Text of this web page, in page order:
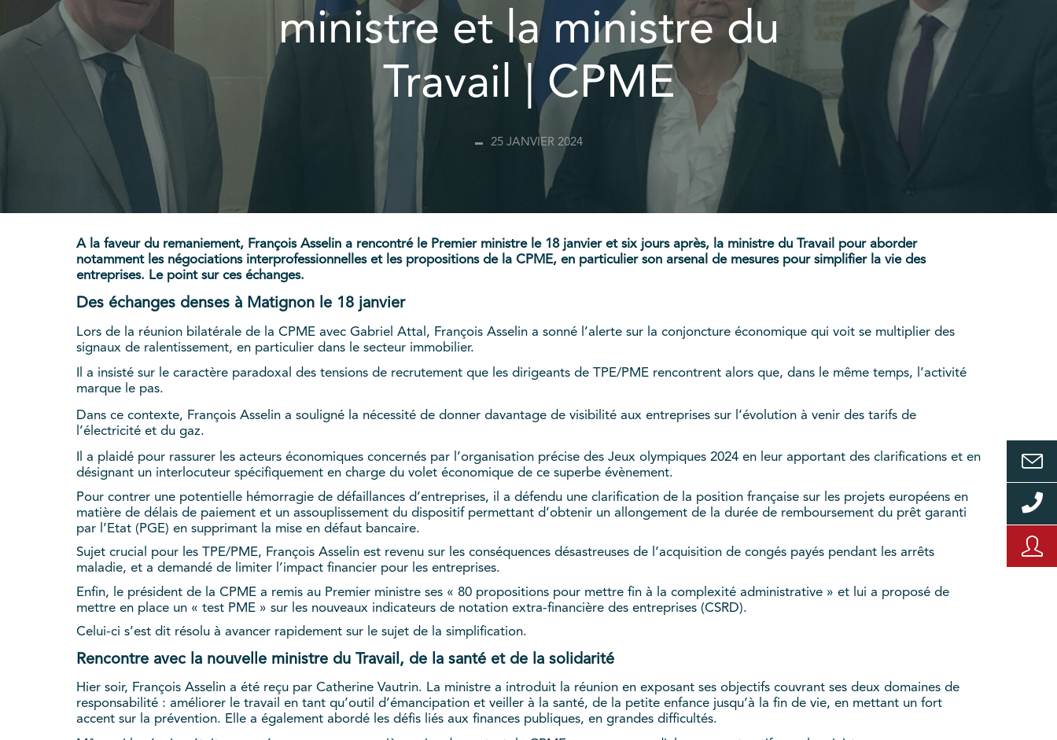
ministre et la ministre du
Travail | CPME
25 JANVIER 2024
A la faveur du remaniement, François Asselin a rencontré le Premier ministre le 18 janvier et six jours après, la ministre du Travail pour aborder
notamment les négociations interprofessionnelles et les propositions de la CPME, en particulier son arsenal de mesures pour simplifier la vie des
entreprises. Le point sur ces échanges.
Des échanges denses à Matignon le 18 janvier
Lors de la réunion bilatérale de la CPME avec Gabriel Attal, François Asselin a sonné l’alerte sur la conjoncture économique qui voit se multiplier des
signaux de ralentissement, en particulier dans le secteur immobilier.
Il a insisté sur le caractère paradoxal des tensions de recrutement que les dirigeants de TPE/PME rencontrent alors que, dans le même temps, l’activité
marque le pas.
Dans ce contexte, François Asselin a souligné la nécessité de donner davantage de visibilité aux entreprises sur l’évolution à venir des tarifs de
l’électricité et du gaz.
Il a plaidé pour rassurer les acteurs économiques concernés par l’organisation précise des Jeux olympiques 2024 en leur apportant des clarifications et en
désignant un interlocuteur spécifiquement en charge du volet économique de ce superbe évènement.
Pour contrer une potentielle hémorragie de défaillances d’entreprises, il a défendu une clarification de la position française sur les projets européens en
matière de délais de paiement et un assouplissement du dispositif permettant d’obtenir un allongement de la durée de remboursement du prêt garanti
par l’Etat (PGE) en supprimant la mise en défaut bancaire.
Sujet crucial pour les TPE/PME, François Asselin est revenu sur les conséquences désastreuses de l’acquisition de congés payés pendant les arrêts
maladie, et a demandé de limiter l’impact financier pour les entreprises.
Enfin, le président de la CPME a remis au Premier ministre ses « 80 propositions pour mettre fin à la complexité administrative » et lui a proposé de
mettre en place un « test PME » sur les nouveaux indicateurs de notation extra-financière des entreprises (CSRD).
Celui-ci s’est dit résolu à avancer rapidement sur le sujet de la simplification.
Rencontre avec la nouvelle ministre du Travail, de la santé et de la solidarité
Hier soir, François Asselin a été reçu par Catherine Vautrin. La ministre a introduit la réunion en exposant ses objectifs couvrant ses deux domaines de
responsabilité : améliorer le travail en tant qu’outil d’émancipation et veiller à la santé, de la petite enfance jusqu’à la fin de vie, en mettant un fort
accent sur la prévention. Elle a également abordé les défis liés aux finances publiques, en grandes difficultés.